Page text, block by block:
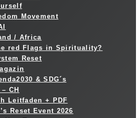
Movement
/ Africa
red Flags in Spirituality?
Reset
& SDG´s
CH
Leitfaden + PDF
Reset Event 2026